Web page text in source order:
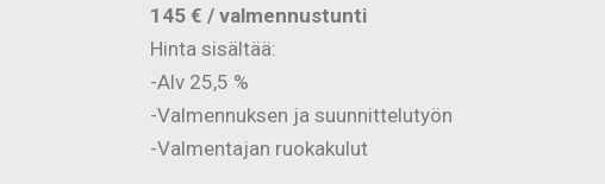
145 € / valmennustunti
Hinta sisältää:
-Alv 25,5 %
-Valmennuksen ja suunnittelutyön
-Valmentajan ruokakulut